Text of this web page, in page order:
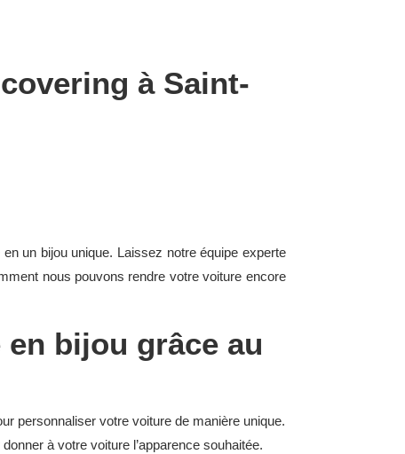
à Saint-
un bijou unique. Laissez notre équipe experte
nous pouvons rendre votre voiture encore
bijou grâce au
personnaliser votre voiture de manière unique.
à votre voiture l’apparence souhaitée.